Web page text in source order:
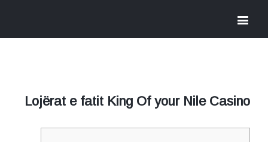
Lojërat e fatit King Of your Nile Casino